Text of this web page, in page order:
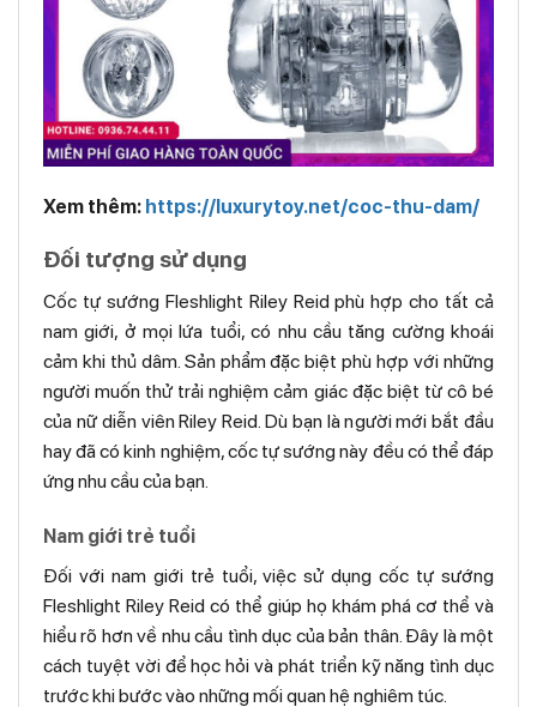
Xem thêm: https://luxurytoy.net/coc-thu-dam/
Đối tượng sử dụng
Cốc tự sướng Fleshlight Riley Reid phù hợp cho tất cả
nam giới, ở mọi lứa tuổi, có nhu cầu tăng cường khoái
cảm khi thủ dâm. Sản phẩm đặc biệt phù hợp với những
người muốn thử trải nghiệm cảm giác đặc biệt từ cô bé
của nữ diễn viên Riley Reid. Dù bạn là người mới bắt đầu
hay đã có kinh nghiệm, cốc tự sướng này đều có thể đáp
ứng nhu cầu của bạn.
Nam giới trẻ tuổi
Đối với nam giới trẻ tuổi, việc sử dụng cốc tự sướng
Fleshlight Riley Reid có thể giúp họ khám phá cơ thể và
hiểu rõ hơn về nhu cầu tình dục của bản thân. Đây là một
cách tuyệt vời để học hỏi và phát triển kỹ năng tình dục
trước khi bước vào những mối quan hệ nghiêm túc.